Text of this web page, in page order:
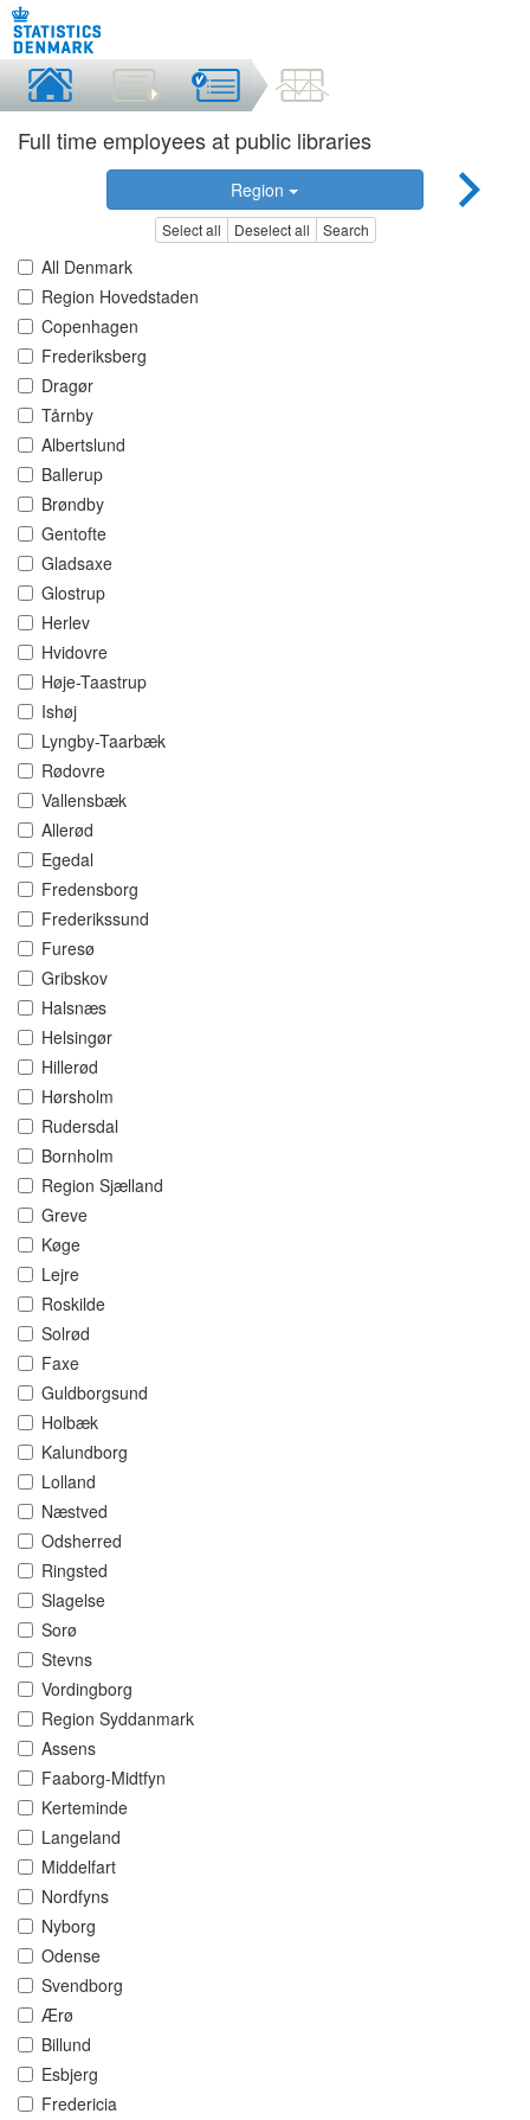
Full time employees at public libraries
Region
Select all Deselect all Search
All Denmark
Region Hovedstaden
Copenhagen
Frederiksberg
Dragør
Tårnby
Albertslund
Ballerup
Brøndby
Gentofte
Gladsaxe
Glostrup
Herlev
Hvidovre
Høje-Taastrup
Ishøj
Lyngby-Taarbæk
Rødovre
Vallensbæk
Allerød
Egedal
Fredensborg
Frederikssund
Furesø
Gribskov
Halsnæs
Helsingør
Hillerød
Hørsholm
Rudersdal
Bornholm
Region Sjælland
Greve
Køge
Lejre
Roskilde
Solrød
Faxe
Guldborgsund
Holbæk
Kalundborg
Lolland
Næstved
Odsherred
Ringsted
Slagelse
Sorø
Stevns
Vordingborg
Region Syddanmark
Assens
Faaborg-Midtfyn
Kerteminde
Langeland
Middelfart
Nordfyns
Nyborg
Odense
Svendborg
Ærø
Billund
Esbjerg
Fredericia